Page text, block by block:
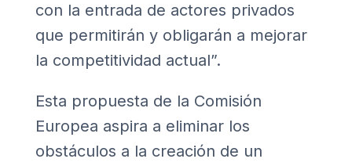
con la entrada de actores privados
que permitirán y obligarán a mejorar
la competitividad actual”.
Esta propuesta de la Comisión
Europea aspira a eliminar los
obstáculos a la creación de un